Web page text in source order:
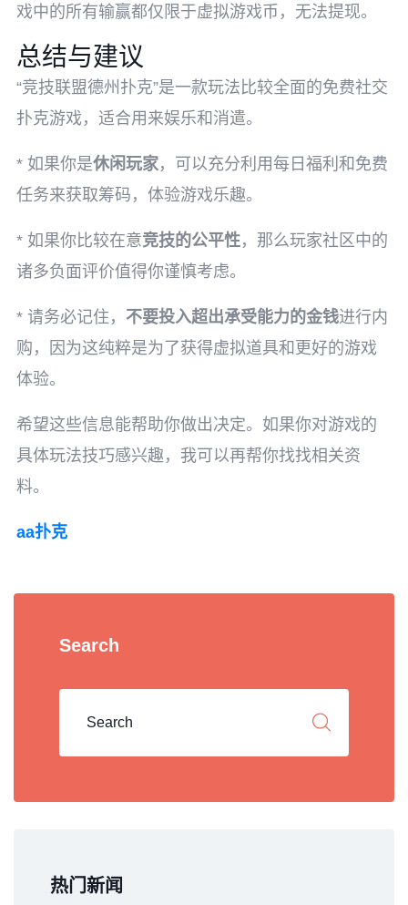
戏中的所有输赢都仅限于虚拟游戏币，无法提现。
总结与建议
“竞技联盟德州扑克”是一款玩法比较全面的免费社交
扑克游戏，适合用来娱乐和消遣。
* 如果你是休闲玩家，可以充分利用每日福利和免费
任务来获取筹码，体验游戏乐趣。
* 如果你比较在意竞技的公平性，那么玩家社区中的
诸多负面评价值得你谨慎考虑。
* 请务必记住， 不要投入超出承受能力的金钱进行内
购，因为这纯粹是为了获得虚拟道具和更好的游戏
体验。
希望这些信息能帮助你做出决定。如果你对游戏的
具体玩法技巧感兴趣，我可以再帮你找找相关资
料。
aa扑克
Search
热门新闻